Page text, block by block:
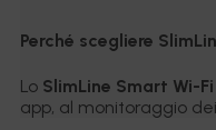
Perché scegliere
Lo SlimLine Smart Wi-
app, al monitoraggio